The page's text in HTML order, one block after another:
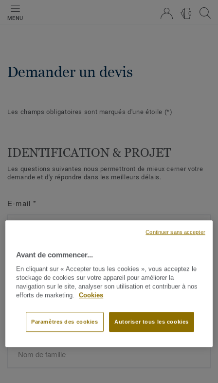
MENU
0
Demander un devis
Les champs obligatoires sont marqués d'une étoile (*)
IDENTIFICATION & PROJET
Les questions suivantes nous permettront de mieux cerner votre
demande et d'y répondre dans les meilleurs délais.
E-mail *
Prénom*
Avant de commencer...
En cliquant sur « Accepter tous les cookies », vous acceptez le
stockage de cookies sur votre appareil pour améliorer la
navigation sur le site, analyser son utilisation et contribuer à nos
efforts de marketing.
Cookies
Autoriser tous les cookies
Paramètres des cookies
Continuer sans accepter